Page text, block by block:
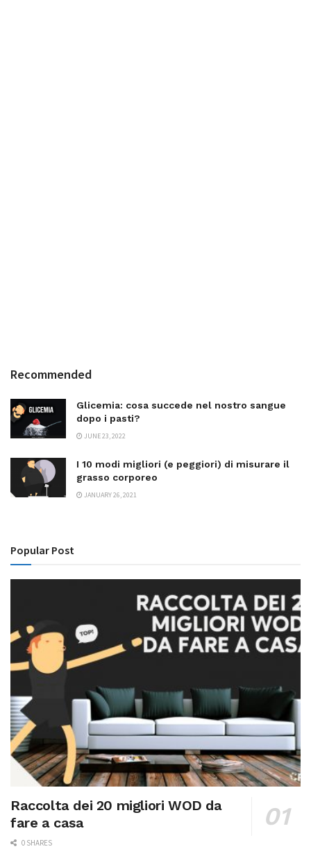
Recommended
Glicemia: cosa succede nel nostro sangue
dopo i pasti?
JUNE 23, 2022
I 10 modi migliori (e peggiori) di misurare il
grasso corporeo
JANUARY 26, 2021
Popular Post
Raccolta dei 20 migliori WOD da
fare a casa
0 SHARES